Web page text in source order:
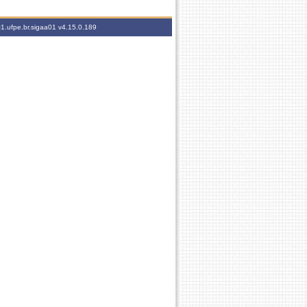
v4.15.0.189